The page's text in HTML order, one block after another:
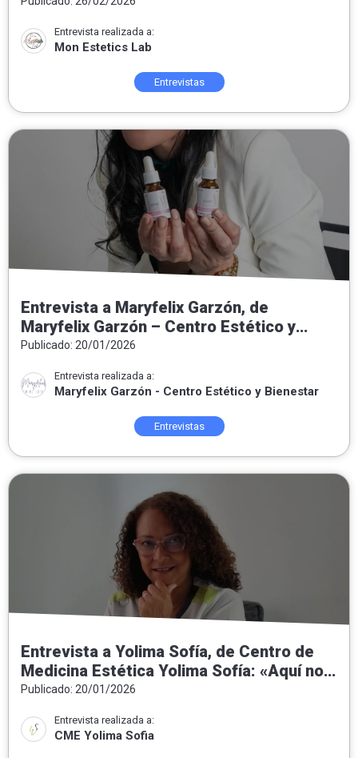
Entrevista realizada a:
Mon Estetics Lab
Entrevistas
Entrevista a Maryfelix Garzón, de
Maryfelix Garzón – Centro Estético y
Bienestar: «El acné no es el enemigo, es
Publicado: 20/01/2026
Entrevista realizada a:
Maryfelix Garzón - Centro Estético y Bienestar
Entrevistas
Entrevista a Yolima Sofía, de Centro de
Medicina Estética Yolima Sofía: «Aquí no
hacemos milagros: hacemos medicina
orientada al bienestar real»
Publicado: 20/01/2026
Entrevista realizada a:
CME Yolima Sofia